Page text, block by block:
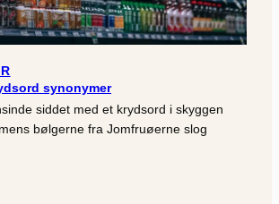
synonymer
siddet med et krydsord i skyggen
bølgerne fra Jomfruøerne slog